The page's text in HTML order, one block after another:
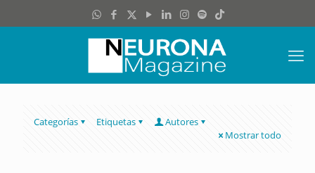
Categorías Etiquetas
Autores
Mostrar todo